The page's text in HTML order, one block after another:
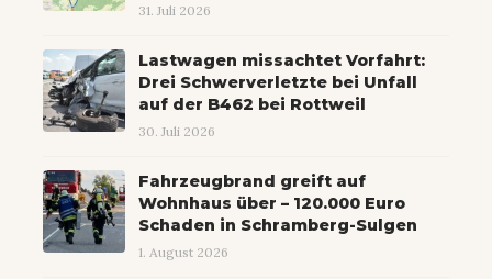
31. Juli 2026
Lastwagen missachtet Vorfahrt:
Drei Schwerverletzte bei Unfall
auf der B462 bei Rottweil
30. Juli 2026
Fahrzeugbrand greift auf
Wohnhaus über – 120.000 Euro
Schaden in Schramberg-Sulgen
1. August 2026